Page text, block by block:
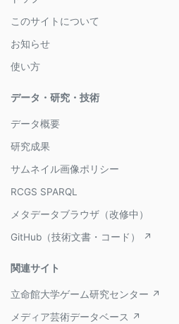
このサイトについて
お知らせ
使い方
データ・研究・技術
データ概要
研究成果
サムネイル画像ポリシー
RCGS SPARQL
メタデータブラウザ（改修中）
GitHub（技術文書・コード） ↗
関連サイト
立命館大学ゲーム研究センター ↗
メディア芸術データベース ↗